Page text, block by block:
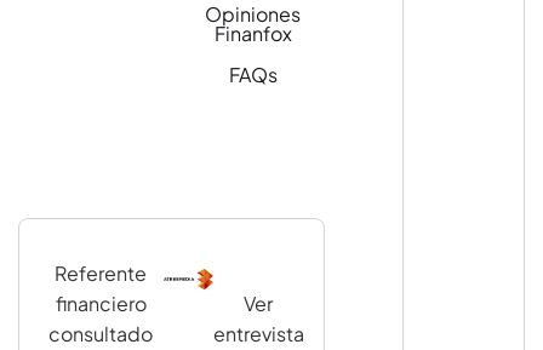
Opiniones
Finanfox
FAQs
Referente
financiero
consultado
Ver
entrevista